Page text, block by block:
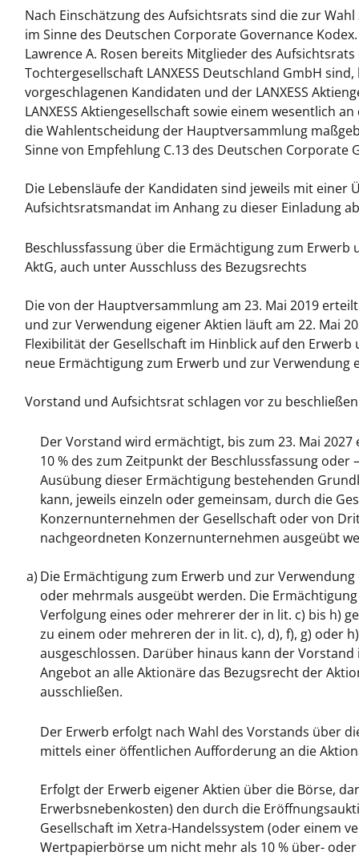
Nach Einschätzung des Aufsichtsrats sind die zur
im Sinne des Deutschen Corporate Governance
Lawrence A. Rosen bereits Mitglieder des
Tochtergesellschaft LANXESS Deutschland GmbH
vorgeschlagenen Kandidaten und der LANXESS
LANXESS Aktiengesellschaft sowie einem wesentlich
die Wahlentscheidung der Hauptversammlung
Sinne von Empfehlung C.13 des Deutschen Corporate
Die Lebensläufe der Kandidaten sind jeweils mit
Aufsichtsratsmandat im Anhang zu dieser Einladung
Beschlussfassung über die Ermächtigung zum
AktG, auch unter Ausschluss des Bezugsrechts
Die von der Hauptversammlung am 23. Mai 2019
und zur Verwendung eigener Aktien läuft am 22. Mai
Flexibilität der Gesellschaft im Hinblick auf den
neue Ermächtigung zum Erwerb und zur Verwendung
Vorstand und Aufsichtsrat schlagen vor zu
a)
Der Vorstand wird ermächtigt, bis zum 23. Mai
10 % des zum Zeitpunkt der Beschlussfassung
Ausübung dieser Ermächtigung bestehenden
kann, jeweils einzeln oder gemeinsam, durch die
Konzernunternehmen der Gesellschaft oder von
nachgeordneten Konzernunternehmen ausgeübt
Die Ermächtigung zum Erwerb und zur
oder mehrmals ausgeübt werden. Die
Verfolgung eines oder mehrerer der in lit. c) bis h)
zu einem oder mehreren der in lit. c), d), f), g) oder
ausgeschlossen. Darüber hinaus kann der
Angebot an alle Aktionäre das Bezugsrecht der
ausschließen.
Der Erwerb erfolgt nach Wahl des Vorstands über
mittels einer öffentlichen Aufforderung an die
Erfolgt der Erwerb eigener Aktien über die Börse,
Erwerbsnebenkosten) den durch die
Gesellschaft im Xetra-Handelssystem (oder einem
Wertpapierbörse um nicht mehr als 10 % über-